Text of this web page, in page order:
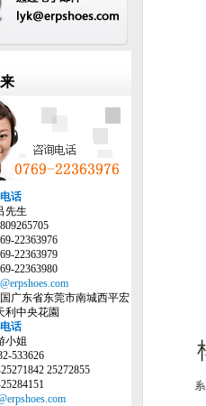
话
先生
22363976
22363980
广东省东莞市南城西平宏
利中央花園
话
小姐
533626
25272855